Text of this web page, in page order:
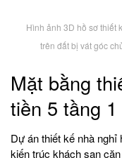
Hình ảnh 3D hồ sơ thiết
trên đất bị vát góc
Mặt bằng
tiền 5 tầng
Dự án thiết kế nhà
kiến trúc khách sạn